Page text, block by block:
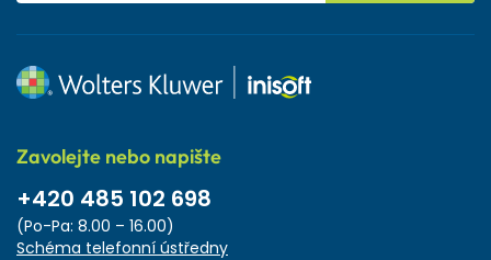
Zavolejte nebo napište
+420 485 102 698
(Po-Pa: 8.00 – 16.00)
Schéma telefonní ústředny